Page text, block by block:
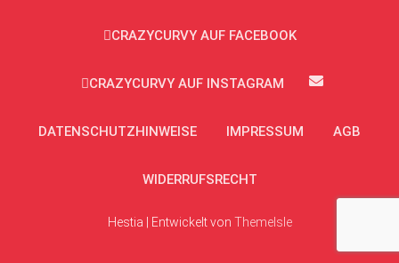
CRAZYCURVY AUF FACEBOOK
CRAZYCURVY AUF INSTAGRAM
DATENSCHUTZHINWEISE IMPRESSUM AGB
WIDERRUFSRECHT
Hestia | Entwickelt von ThemeIsle